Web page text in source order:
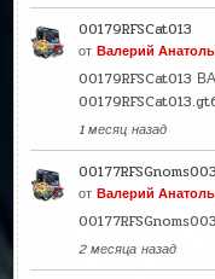
00179RFSCat013
отВалерий
00179RFSCat013
1 месяц назад
отВалерий
2 месяца назад